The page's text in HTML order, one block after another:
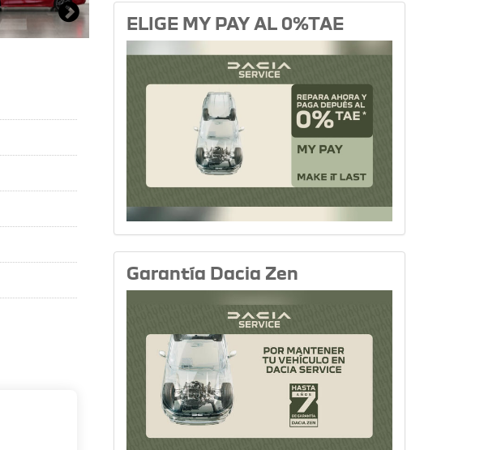
ELIGE MY PAY AL 0%TAE
Garantía Dacia Zen